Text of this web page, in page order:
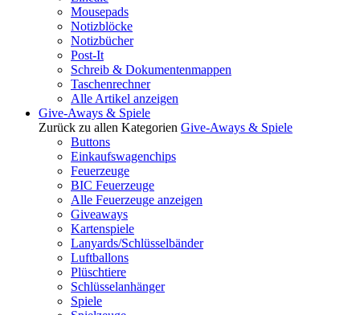
Mousepads
Notizblöcke
Notizbücher
Post-It
Schreib & Dokumentenmappen
Taschenrechner
Alle Artikel anzeigen
Give-Aways & Spiele
Zurück zu allen Kategorien Give-Aways & Spiele
Buttons
Einkaufswagenchips
Feuerzeuge
BIC Feuerzeuge
Alle Feuerzeuge anzeigen
Giveaways
Kartenspiele
Lanyards/Schlüsselbänder
Luftballons
Plüschtiere
Schlüsselanhänger
Spiele